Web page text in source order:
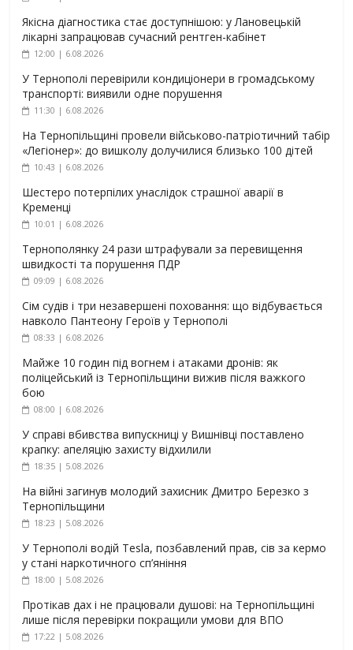
Якісна діагностика стає доступнішою: у Лановецькій
лікарні запрацював сучасний рентген-кабінет
12:00 | 6.08.2026
У Тернополі перевірили кондиціонери в громадському
транспорті: виявили одне порушення
11:30 | 6.08.2026
На Тернопільщині провели військово-патріотичний табір
«Легіонер»: до вишколу долучилися близько 100 дітей
10:43 | 6.08.2026
Шестеро потерпілих унаслідок страшної аварії в
Кременці
10:01 | 6.08.2026
Тернополянку 24 рази штрафували за перевищення
швидкості та порушення ПДР
09:09 | 6.08.2026
Сім судів і три незавершені поховання: що відбувається
навколо Пантеону Героїв у Тернополі
08:33 | 6.08.2026
Майже 10 годин під вогнем і атаками дронів: як
поліцейський із Тернопільщини вижив після важкого
бою
08:00 | 6.08.2026
У справі вбивства випускниці у Вишнівці поставлено
крапку: апеляцію захисту відхилили
18:35 | 5.08.2026
На війні загинув молодий захисник Дмитро Березко з
Тернопільщини
18:23 | 5.08.2026
У Тернополі водій Tesla, позбавлений прав, сів за кермо
у стані наркотичного сп’яніння
18:00 | 5.08.2026
Протікав дах і не працювали душові: на Тернопільщині
лише після перевірки покращили умови для ВПО
17:22 | 5.08.2026